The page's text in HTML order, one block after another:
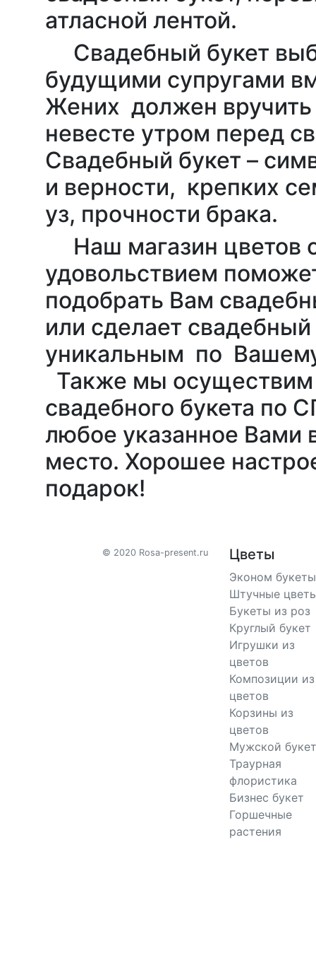
атласной лентой.
Свадебный букет
будущими супругами
Жених должен вручить
невесте утром перед
Свадебный букет –
и верности, крепких
уз, прочности брака.
Наш магазин цветов
удовольствием
подобрать Вам
или сделает свадебный
уникальным по
Также мы осуществим
свадебного букета по
любое указанное Вами
место. Хорошее
подарок!
© 2020 Rosa-present.ru Цветы
Эконом букеты
Штучные
Букеты из роз
Круглый букет
Игрушки из
цветов
Композиции из
цветов
Корзины из
цветов
Мужской букет
Траурная
флористика
Бизнес букет
Горшечные
растения